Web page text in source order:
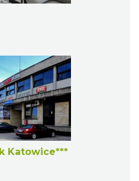
Katowice***